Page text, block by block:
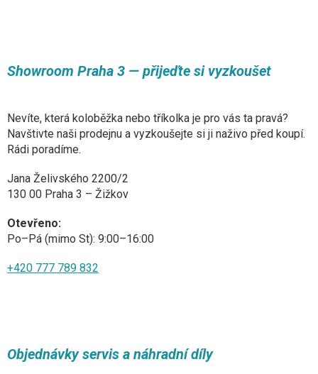
Showroom Praha 3 — přijeďte si vyzkoušet
Nevíte, která koloběžka nebo tříkolka je pro vás ta pravá?
Navštivte naši prodejnu a vyzkoušejte si ji naživo před koupí.
Rádi poradíme.
Jana Želivského 2200/2
130 00 Praha 3 – Žižkov
Otevřeno:
Po–Pá (mimo St): 9:00–16:00
+420 777 789 832
Objednávky servis a náhradní díly